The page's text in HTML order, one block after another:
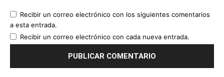
Recibir un correo electrónico con los siguientes comentarios
a esta entrada.
Recibir un correo electrónico con cada nueva entrada.